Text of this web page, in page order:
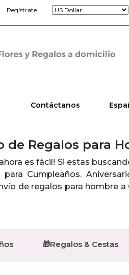
Regístrate
Contáctanos
de Regalos para
es fácil! Si estas
Cumpleaños.
de regalos para hombre
🎁Regalos & Cestas